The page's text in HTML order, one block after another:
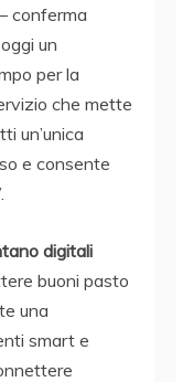
conferma
un
per la
che mette
un’unica
e consente
digitali
buoni pasto
una
smart e